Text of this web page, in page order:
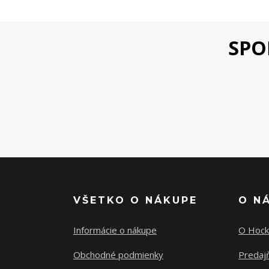
VŠETKO O NÁKUPE
Informácie o nákupe
Obchodné podmienky
O
O